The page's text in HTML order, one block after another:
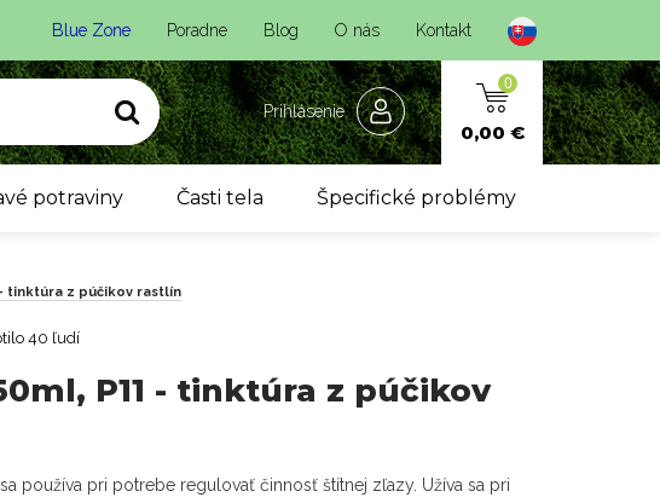
Blue Zone Poradne Blog O nás Kontakt
0
0,00 €
Prihlásenie
potraviny Časti tela Špecifické problémy
- tinktúra z púčikov rastlín
40 ľudí
P11 - tinktúra z púčikov
používa pri potrebe regulovať činnosť štítnej zľazy. Užíva sa pri